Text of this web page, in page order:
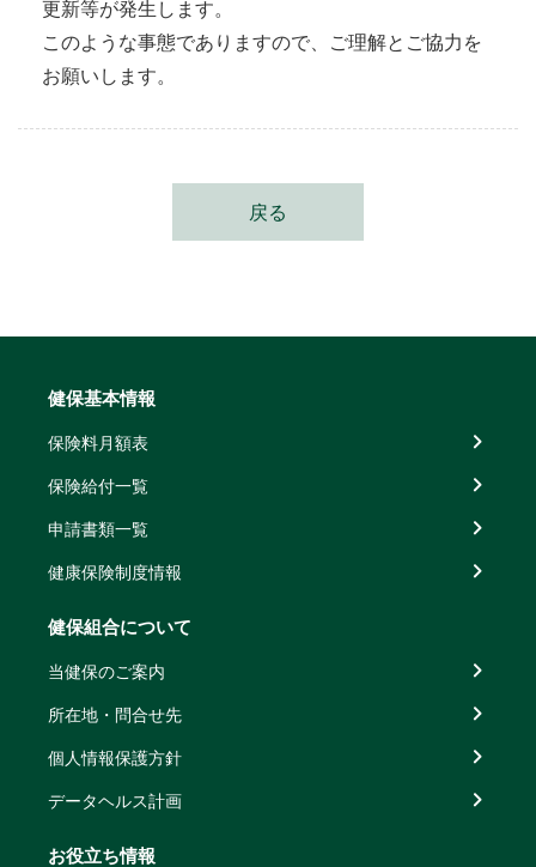
更新等が発生します。
このような事態でありますので、ご理解とご協力を
お願いします。
戻る
健保基本情報
保険料月額表
保険給付一覧
申請書類一覧
健康保険制度情報
健保組合について
当健保のご案内
所在地・問合せ先
個人情報保護方針
データヘルス計画
お役立ち情報